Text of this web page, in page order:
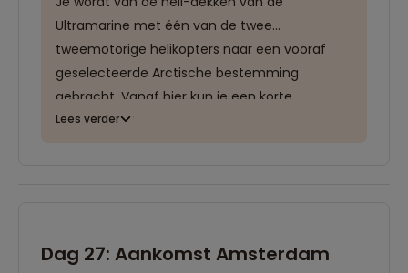
Ultramarine met één van de twee
tweemotorige helikopters naar een vooraf
geselecteerde Arctische bestemming
gebracht. Vanaf hier kun je een korte
wandeling maken en genieten van de meest
schip: "Ultramarine".
Lees verder
Dag 27: Aankomst Amsterdam